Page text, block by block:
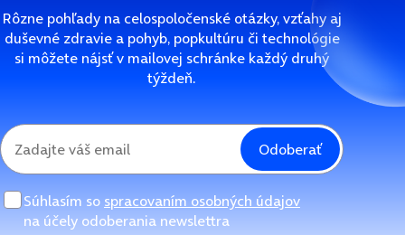
Rôzne pohľady na celospoločenské otázky, vzťahy aj
duševné zdravie a pohyb, popkultúru či technológie
si môžete nájsť v mailovej schránke každý druhý
týždeň.
Odoberať
Súhlasím so spracovaním osobných údajov
na účely odoberania newslettra